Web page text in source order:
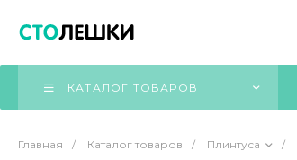
КАТАЛОГ ТОВАРОВ
Главная / Каталог товаров / Плинтуса /